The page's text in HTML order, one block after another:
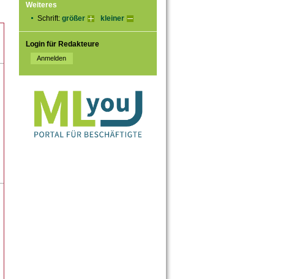
Weiteres
Schrift: größer kleiner
Login für Redakteure